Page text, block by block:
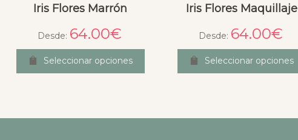
Iris Flores Marrón
Desde: 64.00€
Seleccionar opciones
Iris Flores Maquillaje
Desde: 64.00€
Seleccionar opciones